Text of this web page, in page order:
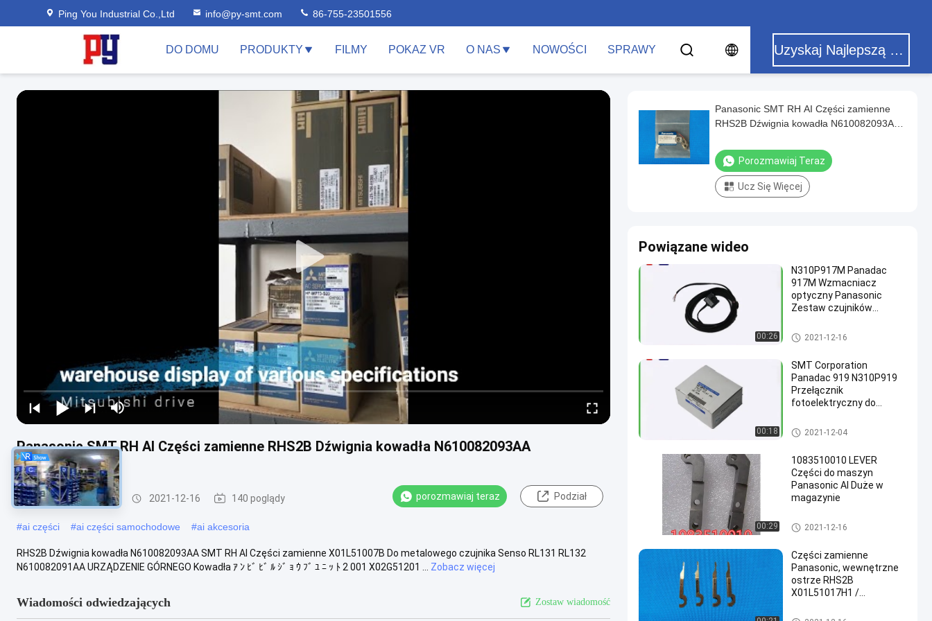
Ping You Industrial Co.,Ltd info@py-smt.com 86-755-23501556
DO DOMU PRODUKTY FILMY POKAZ VR O NAS NOWOŚCI SPRAWY Uzyskaj Najlepszą Cenę
Panasonic SMT RH AI Części zamienne RHS2B Dźwignia kowadła N610082093AA
X01L51007B
Części zamienne AI 2021-12-16 140 poglądy porozmawiaj teraz Podział
#ai części #ai części samochodowe #ai akcesoria
RHS2B Dźwignia kowadła N610082093AA SMT RH AI Części zamienne X01L51007B Do metalowego czujnika Senso RL131 RL132
N610082091AA URZĄDZENIE GÓRNEGO Kowadła ｱ ﾝ ﾋﾞ ﾋﾞ ﾙ ｼﾞ ｮ ｳ ﾌﾞ ﾕ ﾆ ｯ ﾄ 2 001 X02G51201 ...
Zobacz więcej
Wiadomości odwiedzających Zostaw wiadomość
Panasonic SMT RH AI Części zamienne
RHS2B Dźwignia kowadła N610082093AA
Porozmawiaj Teraz
Ucz Się Więcej
Powiązane wideo
00:26
N310P917M Panadac
917M Wzmacniacz
optyczny Panasonic
Zestaw czujników
Wzmacniacz
Części zamienne AI
2021-12-16
00:18
SMT Corporation
Panadac 919 N310P919
Przełącznik
fotoelektryczny do
automatyczną wkładką
Części zamienne AI
2021-12-04
00:29
1083510010 LEVER
Części do maszyn
Panasonic AI Duże w
magazynie
Części zamienne AI
2021-12-16
Części zamienne
Panasonic, wewnętrzne
ostrze RHS2B
X01L51017H1 /
Części zamienne AI